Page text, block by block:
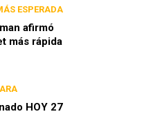
ESPERADA
afirmó
más rápida
HOY 27